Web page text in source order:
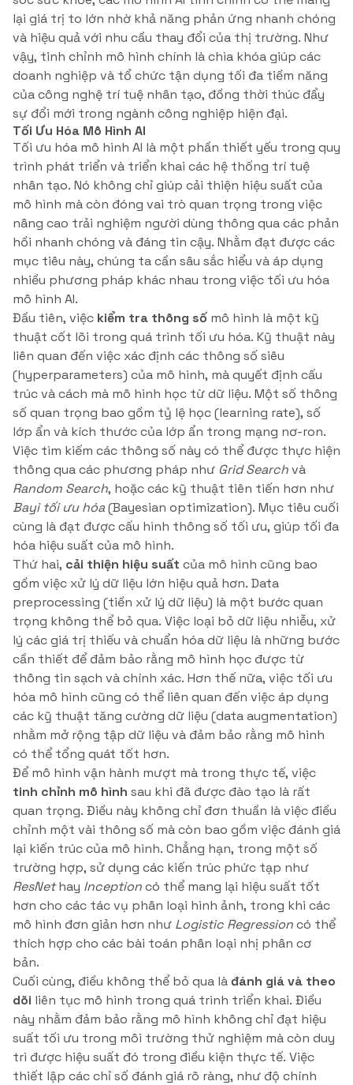
lại giá trị to lớn nhờ khả năng phản ứng nhanh chóng
và hiệu quả với nhu cầu thay đổi của thị trường. Như
vậy, tinh chỉnh mô hình chính là chìa khóa giúp các
doanh nghiệp và tổ chức tận dụng tối đa tiềm năng
của công nghệ trí tuệ nhân tạo, đồng thời thúc đẩy
sự đổi mới trong ngành công nghiệp hiện đại.
Tối Ưu Hóa Mô Hình AI
Tối ưu hóa mô hình AI là một phần thiết yếu trong quy
trình phát triển và triển khai các hệ thống trí tuệ
nhân tạo. Nó không chỉ giúp cải thiện hiệu suất của
mô hình mà còn đóng vai trò quan trọng trong việc
nâng cao trải nghiệm người dùng thông qua các phản
hồi nhanh chóng và đáng tin cậy. Nhằm đạt được các
mục tiêu này, chúng ta cần sâu sắc hiểu và áp dụng
nhiều phương pháp khác nhau trong việc tối ưu hóa
mô hình AI.
Đầu tiên, việc kiểm tra thông số mô hình là một kỹ
thuật cốt lõi trong quá trình tối ưu hóa. Kỹ thuật này
liên quan đến việc xác định các thông số siêu
(hyperparameters) của mô hình, mà quyết định cấu
trúc và cách mà mô hình học từ dữ liệu. Một số thông
số quan trọng bao gồm tỷ lệ học (learning rate), số
lớp ẩn và kích thước của lớp ẩn trong mạng nơ-ron.
Việc tìm kiếm các thông số này có thể được thực hiện
thông qua các phương pháp như Grid Searchvà
Random Search, hoặc các kỹ thuật tiên tiến hơn như
Bayi tối ưu hóa(Bayesian optimization). Mục tiêu cuối
cùng là đạt được cấu hình thông số tối ưu, giúp tối đa
hóa hiệu suất của mô hình.
Thứ hai, cải thiện hiệu suất của mô hình cũng bao
gồm việc xử lý dữ liệu lớn hiệu quả hơn. Data
preprocessing (tiền xử lý dữ liệu) là một bước quan
trọng không thể bỏ qua. Việc loại bỏ dữ liệu nhiễu, xử
lý các giá trị thiếu và chuẩn hóa dữ liệu là những bước
cần thiết để đảm bảo rằng mô hình học được từ
thông tin sạch và chính xác. Hơn thế nữa, việc tối ưu
hóa mô hình cũng có thể liên quan đến việc áp dụng
các kỹ thuật tăng cường dữ liệu (data augmentation)
nhằm mở rộng tập dữ liệu và đảm bảo rằng mô hình
có thể tổng quát tốt hơn.
Để mô hình vận hành mượt mà trong thực tế, việc
tinh chỉnh mô hình sau khi đã được đào tạo là rất
quan trọng. Điều này không chỉ đơn thuần là việc điều
chỉnh một vài thông số mà còn bao gồm việc đánh giá
lại kiến trúc của mô hình. Chẳng hạn, trong một số
trường hợp, sử dụng các kiến trúc phức tạp như
ResNethay Inceptioncó thể mang lại hiệu suất tốt
hơn cho các tác vụ phân loại hình ảnh, trong khi các
mô hình đơn giản hơn như Logistic Regressioncó thể
thích hợp cho các bài toán phân loại nhị phân cơ
bản.
Cuối cùng, điều không thể bỏ qua làđánh giá và theo
dõi liên tục mô hình trong quá trình triển khai. Điều
này nhằm đảm bảo rằng mô hình không chỉ đạt hiệu
suất tối ưu trong môi trường thử nghiệm mà còn duy
trì được hiệu suất đó trong điều kiện thực tế. Việc
thiết lập các chỉ số đánh giá rõ ràng, như độ chính